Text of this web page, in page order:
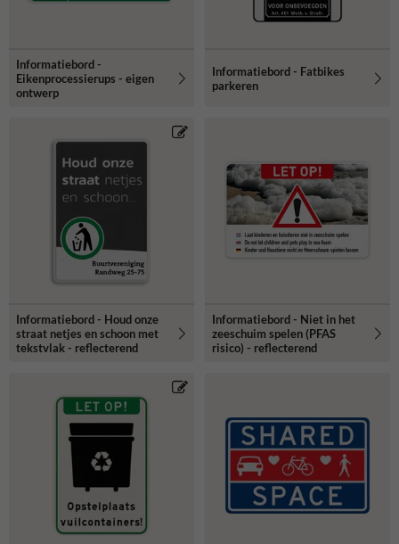
Informatiebord -
Eikenprocessierups - eigen
ontwerp
Informatiebord - Fatbikes
parkeren
Informatiebord - Houd onze
straat netjes en schoon met
tekstvlak - reflecterend
Informatiebord - Niet in het
zeeschuim spelen (PFAS
risico) - reflecterend